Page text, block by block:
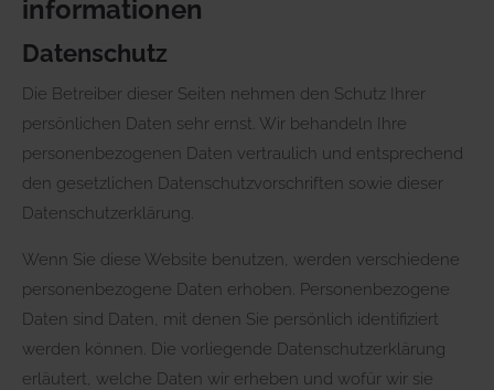
informationen
Datenschutz
Die Betreiber dieser Seiten nehmen den Schutz Ihrer
persönlichen Daten sehr ernst. Wir behandeln Ihre
personenbezogenen Daten vertraulich und entsprechend
den gesetzlichen Datenschutzvorschriften sowie dieser
Datenschutzerklärung.
Wenn Sie diese Website benutzen, werden verschiedene
personenbezogene Daten erhoben. Personenbezogene
Daten sind Daten, mit denen Sie persönlich identifiziert
werden können. Die vorliegende Datenschutzerklärung
erläutert, welche Daten wir erheben und wofür wir sie